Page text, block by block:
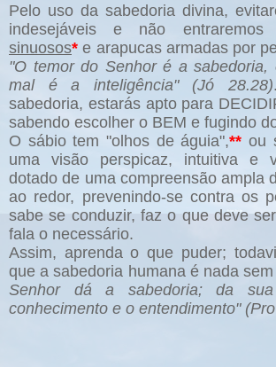
Pelo uso da sabedoria divina,
indesejáveis e não entraremos
sinuosos* e arapucas armadas por
"O temor do Senhor é a sabedoria,
mal é a inteligência" (Jó 28.28)
sabedoria, estarás apto para
sabendo escolher o BEM e fugindo
O sábio tem "olhos de águia",** ou
uma visão perspicaz, intuitiva e
dotado de uma compreensão ampla
ao redor, prevenindo-se contra os
sabe se conduzir, faz o que deve
fala o necessário.
Assim, aprenda o que puder;
que a sabedoria humana é nada
Senhor dá a sabedoria; da
conhecimento e o entendimento"